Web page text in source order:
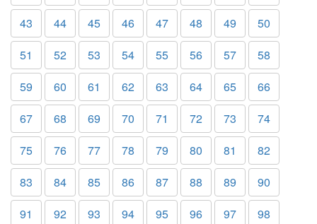
43
44 45 46 47 48 49
50
51
52 53 54 55 56 57
58
59
60 61 62 63 64 65
66
67
68 69 70 71 72 73
74
75
76 77 78 79 80 81
82
83
84 85 86 87 88 89
90
91
92 93 94 95 96 97 98